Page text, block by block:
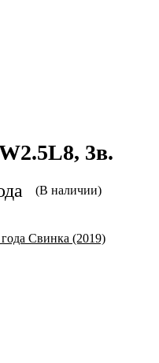
3в.
(В наличии)
Свинка (2019)